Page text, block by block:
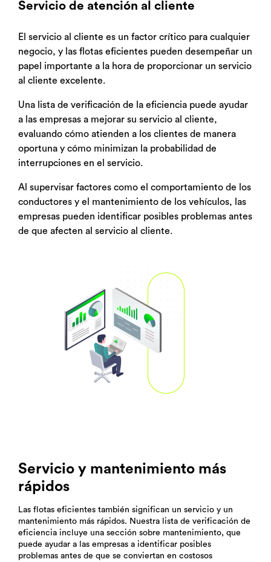
Servicio de atención al cliente
El servicio al cliente es un factor crítico para cualquier
negocio, y las flotas eficientes pueden desempeñar un
papel importante a la hora de proporcionar un servicio
al cliente excelente.
Una lista de verificación de la eficiencia puede ayudar
a las empresas a mejorar su servicio al cliente,
evaluando cómo atienden a los clientes de manera
oportuna y cómo minimizan la probabilidad de
interrupciones en el servicio.
Al supervisar factores como el comportamiento de los
conductores y el mantenimiento de los vehículos, las
empresas pueden identificar posibles problemas antes
de que afecten al servicio al cliente.
Servicio y mantenimiento más
rápidos
Las flotas eficientes también significan un servicio y un
mantenimiento más rápidos. Nuestra lista de verificación de
eficiencia incluye una sección sobre mantenimiento, que
puede ayudar a las empresas a identificar posibles
problemas antes de que se conviertan en costosos